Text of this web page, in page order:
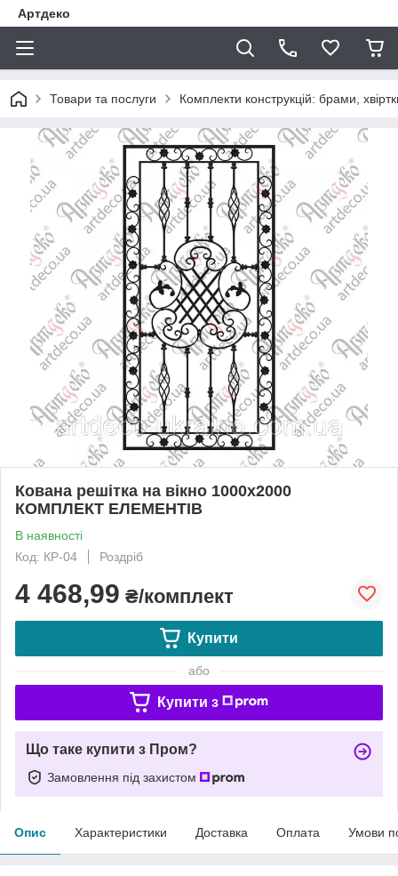
Артдеко
Товари та послуги Комплекти конструкцій: брами,
Кована решітка на вікно 1000х2000
КОМПЛЕКТ ЕЛЕМЕНТІВ
В наявності
Код: КР-04
Роздріб
4 468,99 ₴/комплект
Купити
або
Купити з
Що таке купити з Пром?
Замовлення під захистом
Опис Характеристики Доставка Оплата Умови